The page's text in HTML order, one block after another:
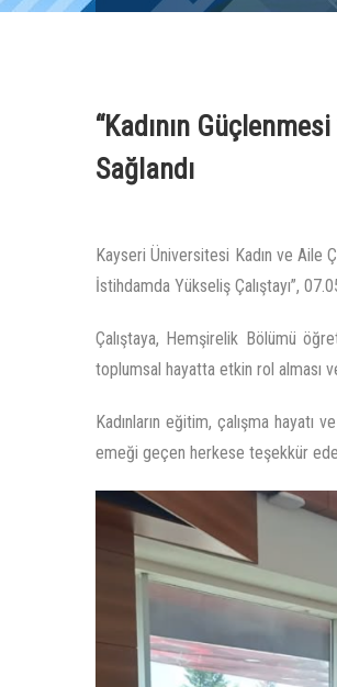
“Kadının
Sağlandı
Kayseri Üniversitesi Kadın ve Aile
İstihdamda Yükseliş Çalıştayı”,
Çalıştaya, Hemşirelik Bölümü
toplumsal hayatta etkin rol alması
Kadınların eğitim, çalışma hayatı
emeği geçen herkese teşekkür